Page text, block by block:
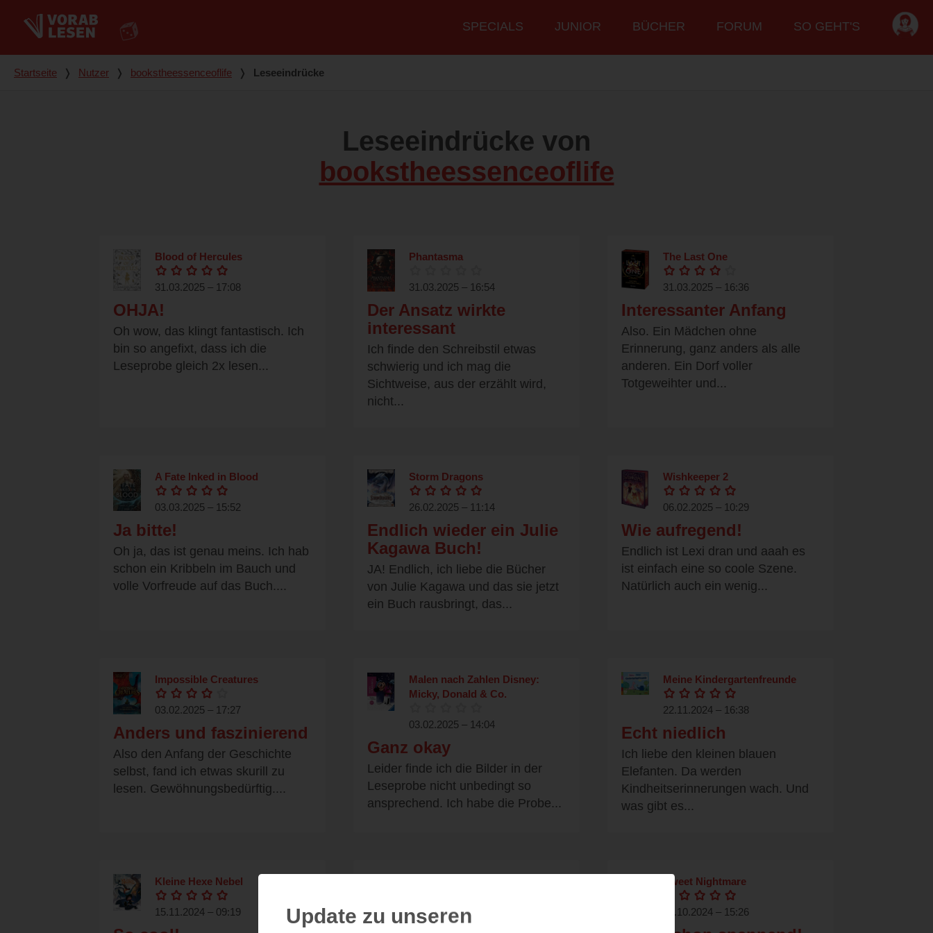
Hauptmenü
SPECIALS JUNIOR BÜCHER FORUM SO GEHT'S
Du bist hier
Startseite ❭ Nutzer ❭ bookstheessenceoflife ❭ Leseeindrücke
Leseeindrücke von
bookstheessenceoflife
Blood of Hercules
31.03.2025 – 17:08
OHJA!
Oh wow, das klingt fantastisch. Ich
bin so angefixt, dass ich die
Leseprobe gleich 2x lesen...
Phantasma
31.03.2025 – 16:54
Der Ansatz wirkte
interessant
Ich finde den Schreibstil etwas
schwierig und ich mag die
Sichtweise, aus der erzählt wird,
nicht...
The Last One
31.03.2025 – 16:36
Interessanter Anfang
Also. Ein Mädchen ohne
Erinnerung, ganz anders als alle
anderen. Ein Dorf voller
Totgeweihter und...
A Fate Inked in Blood
03.03.2025 – 15:52
Ja bitte!
Oh ja, das ist genau meins. Ich hab
schon ein Kribbeln im Bauch und
volle Vorfreude auf das Buch....
Storm Dragons
26.02.2025 – 11:14
Endlich wieder ein Julie
Kagawa Buch!
JA! Endlich, ich liebe die Bücher
von Julie Kagawa und das sie jetzt
ein Buch rausbringt, das...
Wishkeeper 2
06.02.2025 – 10:29
Wie aufregend!
Endlich ist Lexi dran und aaah es
ist einfach eine so coole Szene.
Natürlich auch ein wenig...
Impossible Creatures
03.02.2025 – 17:27
Anders und faszinierend
Also den Anfang der Geschichte
selbst, fand ich etwas skurill zu
lesen. Gewöhnungsbedürftig....
Malen nach Zahlen Disney:
Micky, Donald & Co.
03.02.2025 – 14:04
Ganz okay
Leider finde ich die Bilder in der
Leseprobe nicht unbedingt so
ansprechend. Ich habe die Probe...
Meine Kindergartenfreunde
22.11.2024 – 16:38
Echt niedlich
Ich liebe den kleinen blauen
Elefanten. Da werden
Kindheitserinnerungen wach. Und
was gibt es...
Kleine Hexe Nebel
15.11.2024 – 09:19
04.11.2024 – 08:35
Sweet Nightmare
28.10.2024 – 15:26
Update zu unseren